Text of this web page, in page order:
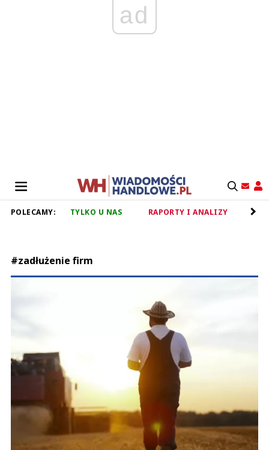
ad
POLECAMY: TYLKO U NAS RAPORTY I ANALIZY
#zadłużenie firm